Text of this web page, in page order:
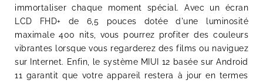
immortaliser chaque moment spécial. Avec un écran
LCD FHD+ de 6,5 pouces dotée d'une luminosité
maximale 400 nits, vous pourrez profiter des couleurs
vibrantes lorsque vous regarderez des films ou naviguez
sur Internet. Enfin, le système MIUI 12 basée sur Android
11 garantit que votre appareil restera à jour en termes